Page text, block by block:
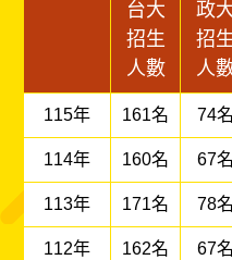
台大
招生
人數
政
招
人
115年 161名 74名
114年 160名 67名
113年 171名 78名
112年 162名 67名